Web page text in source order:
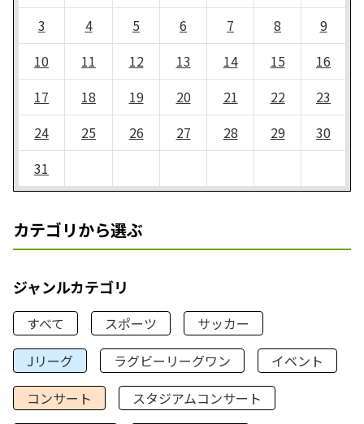
3
4 5 6 7 8
9
10
11 12 13 14 15
16
17
18 19 20 21 22
23
24
25 26 27 28 29
30
31
カテゴリから選ぶ
ジャンルカテゴリ
すべて スポーツ
サッカー
Jリーグ
ラグビーリーグワン
イベント
コンサート
スタジアムコンサート